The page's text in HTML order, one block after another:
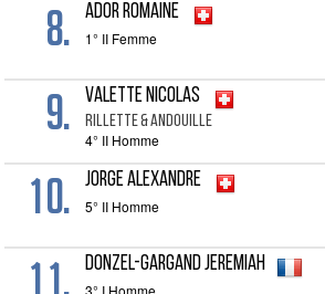
8. ADOR Romaine
1° II Femme
9. VALETTE Nicolas
RILLETTE & ANDOUILLE
4° II Homme
10. JORGE Alexandre
5° II Homme
11. DONZEL-GARGAND Jeremiah
3° I Homme